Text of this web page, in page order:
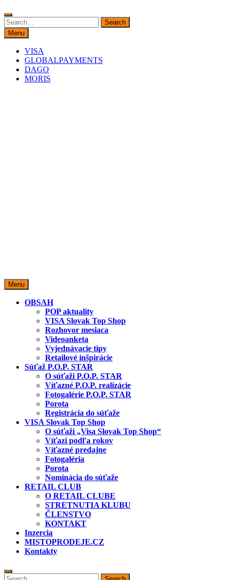
Search
for:
Search
Menu
VISA
GLOBALPAYMENTS
DAGO
MORIS
Menu
OBSAH
POP aktuality
VISA Slovak Top Shop
Rozhovor mesiaca
Videoanketa
Vyjednávacie tipy
Retailové inšpirácie
Súťaž P.O.P. STAR
O súťaži P.O.P. STAR
Víťazné P.O.P. realizácie
Fotogalérie P.O.P. STAR
Porota
Registrácia do súťaže
VISA Slovak Top Shop
O súťaži „Visa Slovak Top Shop“
Víťazi podľa rokov
Víťazné predajne
Fotogaléria
Porota
Nominácia do súťaže
RETAIL CLUB
O RETAIL CLUBE
STRETNUTIA KLUBU
ČLENSTVO
KONTAKT
Inzercia
MISTOPRODEJE.CZ
Kontakty
Search
Search